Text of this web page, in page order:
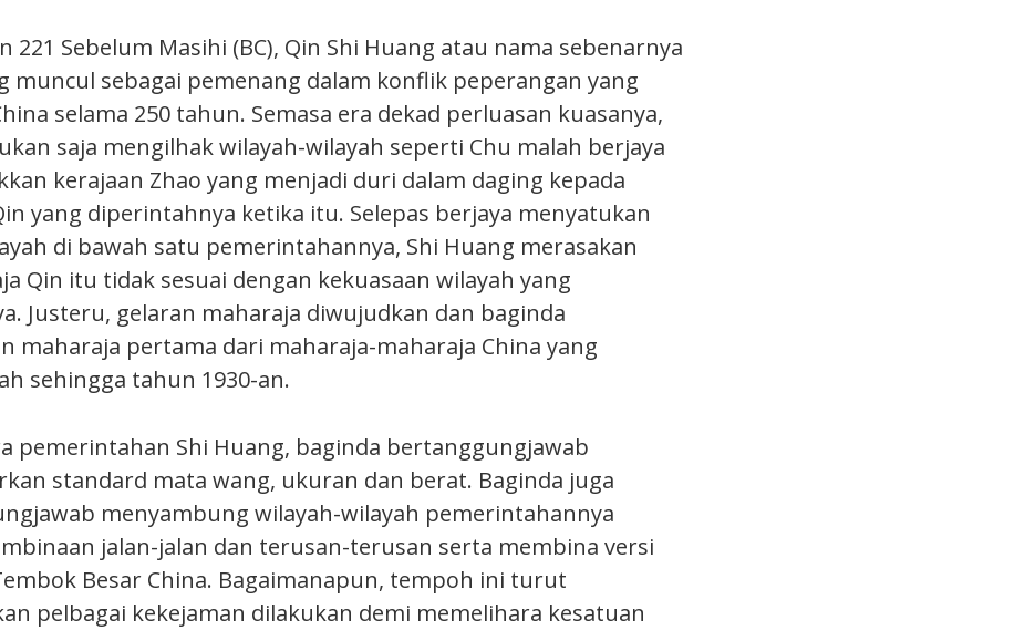
221 Sebelum Masihi (BC), Qin Shi Huang atau nama sebenarnya
muncul sebagai pemenang dalam konflik peperangan yang
selama 250 tahun. Semasa era dekad perluasan kuasanya,
saja mengilhak wilayah-wilayah seperti Chu malah berjaya
kerajaan Zhao yang menjadi duri dalam daging kepada
yang diperintahnya ketika itu. Selepas berjaya menyatukan
di bawah satu pemerintahannya, Shi Huang merasakan
Qin itu tidak sesuai dengan kekuasaan wilayah yang
Justeru, gelaran maharaja diwujudkan dan baginda
maharaja pertama dari maharaja-maharaja China yang
sehingga tahun 1930-an.
pemerintahan Shi Huang, baginda bertanggungjawab
standard mata wang, ukuran dan berat. Baginda juga
menyambung wilayah-wilayah pemerintahannya
jalan-jalan dan terusan-terusan serta membina versi
Besar China. Bagaimanapun, tempoh ini turut
pelbagai kekejaman dilakukan demi memelihara kesatuan